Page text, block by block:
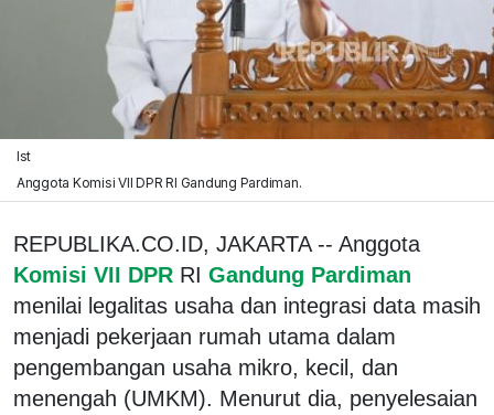
Ist
Anggota Komisi VII DPR RI Gandung Pardiman.
REPUBLIKA.CO.ID, JAKARTA -- Anggota
Komisi VII DPR RI Gandung Pardiman
menilai legalitas usaha dan integrasi data masih
menjadi pekerjaan rumah utama dalam
pengembangan usaha mikro, kecil, dan
menengah (UMKM). Menurut dia, penyelesaian